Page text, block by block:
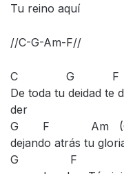
Tu reino aquí
//C-G-Am-F//
C G F
De toda tu deidad te
der
G F Am
dejando atrás tu
G F